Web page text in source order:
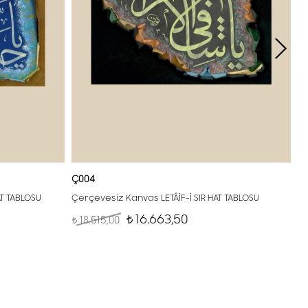
Ç004
Çerçevesiz Kanvas LETÂİF-İ SIR HAT TABLOSU
t 18.515,00 t16.663,50